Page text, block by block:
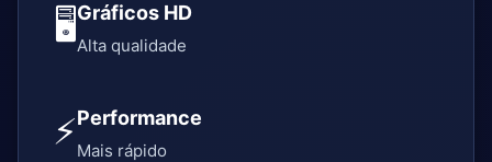
🖥️Gráficos HD
Alta qualidade
⚡Performance
Mais rápido